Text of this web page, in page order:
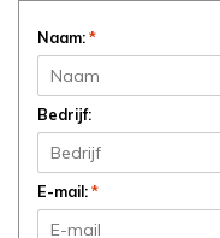
Naam:*
Bedrijf:
E-mail:*